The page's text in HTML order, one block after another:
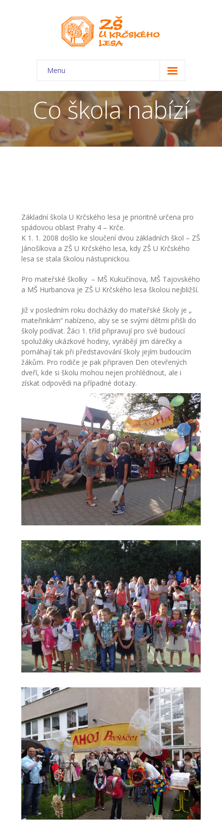
Menu
O škole
-- Charakteristika školy
-- Plán školního roku
-- Virtuální prohlídka
-- Inspekční zpráva
Pedagogický sbor
-- Vedení školy
-- Netřídní učitelé
-- Vychovatelé
-- Školní poradenské pracoviště
---- Výchovný poradce
---- Speciální pedagog
---- Metodik prevence
---- Školní psycholog
---- Koordinátor vzdělávání cizinců
Prvnáčci
-- Co škola nabízí
-- Odklad
-- První školní dny
-- Virtuální prohlídka školy
-- Inspekční zpráva
Družina
-- O školní družině
-- Informace
-- Vnitřní řád školní družiny
Jídelna
-- O školní jídelně
-- Jídelníček
-- Objednávky a odhlašování obědů
-- Cizí strávníci
-- Alergeny
Co škola nabízí
Základní škola U Krčského lesa je prioritně určena pro
spádovou oblast Prahy 4 – Krče.
K 1. 1. 2008 došlo ke sloučení dvou základních škol – ZŠ
Jánošíkova a ZŠ U Krčského lesa, kdy ZŠ U Krčského
lesa se stala školou nástupnickou.
Pro mateřské školky – MŠ Kukučínova, MŠ Tajovského
a MŠ Hurbanova je ZŠ U Krčského lesa školou nejbližší.
Již v posledním roku docházky do mateřské školy je „
mateřinkám“ nabízeno, aby se se svými dětmi přišli do
školy podívat. Žáci 1. tříd připravují pro své budoucí
spolužáky ukázkové hodiny, vyrábějí jim dárečky a
pomáhají tak při představování školy jejím budoucím
žákům. Pro rodiče je pak připraven Den otevřených
dveří, kde si školu mohou nejen prohlédnout, ale i
získat odpovědi na případné dotazy.